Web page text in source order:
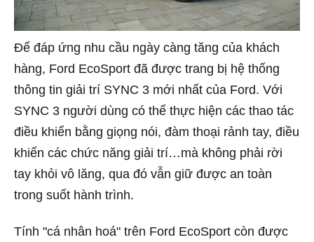
Để đáp ứng nhu cầu ngày càng tăng của khách
hàng, Ford EcoSport đã được trang bị hệ thống
thông tin giải trí SYNC 3 mới nhất của Ford. Với
SYNC 3 người dùng có thể thực hiện các thao tác
điều khiển bằng giọng nói, đàm thoại rảnh tay, điều
khiển các chức năng giải trí…mà không phải rời
tay khỏi vô lăng, qua đó vẫn giữ được an toàn
trong suốt hành trình.
Tính "cá nhân hoá" trên Ford EcoSport còn được